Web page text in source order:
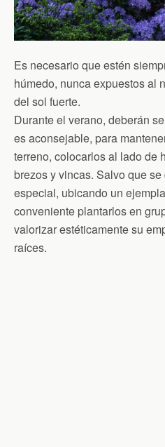
Es necesario que estén
húmedo, nunca expuestos al
del sol fuerte.
Durante el verano, deberán
es aconsejable, para
terreno, colocarlos al lado de
brezos y vincas. Salvo que
especial, ubicando un
conveniente plantarlos en
valorizar estéticamente su
raíces.